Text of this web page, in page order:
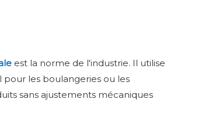
est la norme de l'industrie. Il utilise
les boulangeries ou les
sans ajustements mécaniques